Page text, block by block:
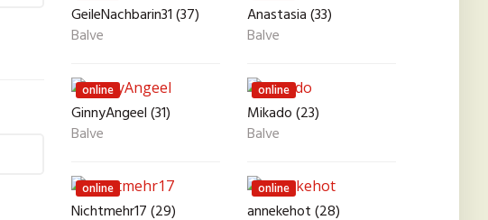
GeileNachbarin31 (37)
Balve
Anastasia (33)
Balve
online
GinnyAngeel (31)
Balve
online
Mikado (23)
Balve
online
Nichtmehr17 (29)
online
annekehot (28)